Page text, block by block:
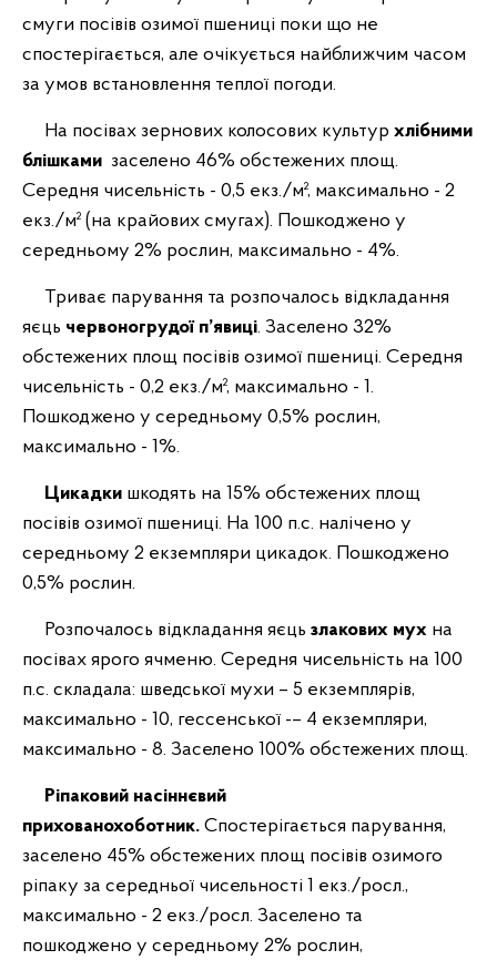
смуги посівів озимої пшениці поки що не
спостерігається, але очікується найближчим часом
за умов встановлення теплої погоди.
На посівах зернових колосових культур хлібними
блішками заселено 46% обстежених площ.
Середня чисельність - 0,5 екз./м², максимально - 2
екз./м² (на крайових смугах). Пошкоджено у
середньому 2% рослин, максимально - 4%.
Триває парування та розпочалось відкладання
яєць червоногрудої п’явиці. Заселено 32%
обстежених площ посівів озимої пшениці. Середня
чисельність - 0,2 екз./м², максимально - 1.
Пошкоджено у середньому 0,5% рослин,
максимально - 1%.
Цикадки шкодять на 15% обстежених площ
посівів озимої пшениці. На 100 п.с. налічено у
середньому 2 екземпляри цикадок. Пошкоджено
0,5% рослин.
Розпочалось відкладання яєць злакових мух на
посівах ярого ячменю. Середня чисельність на 100
п.с. складала: шведської мухи – 5 екземплярів,
максимально - 10, гессенської -– 4 екземпляри,
максимально - 8. Заселено 100% обстежених площ.
Ріпаковий насіннєвий
прихованохоботник. Спостерігається парування,
заселено 45% обстежених площ посівів озимого
ріпаку за середньої чисельності 1 екз./росл.,
максимально - 2 екз./росл. Заселено та
пошкоджено у середньому 2% рослин,